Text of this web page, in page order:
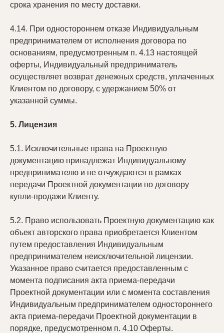
срока хранения по месту доставки.
4.14. При одностороннем отказе Индивидуальным
предпринимателем от исполнения договора по
основаниям, предусмотренным п. 4.13 настоящей
оферты, Индивидуальный предприниматель
осуществляет возврат денежных средств, уплаченных
Клиентом по договору, с удержанием 50% от
указанной суммы.
5. Лицензия
5.1. Исключительные права на Проектную
документацию принадлежат Индивидуальному
предпринимателю и не отчуждаются в рамках
передачи Проектной документации по договору
купли-продажи Клиенту.
5.2. Право использовать Проектную документацию как
объект авторского права приобретается Клиентом
путем предоставления Индивидуальным
предпринимателем неисключительной лицензии.
Указанное право считается предоставленным с
момента подписания акта приема-передачи
Проектной документации или с момента составления
Индивидуальным предпринимателем одностороннего
акта приема-передачи Проектной документации в
порядке, предусмотренном п. 4.10 Оферты.
Строительство домов
Бронирование
Дополнительные услуги
Купить проект дома
Группа МЕТА
Положение об обработке
персональных данных
Приобретение проектной
документации
Условия